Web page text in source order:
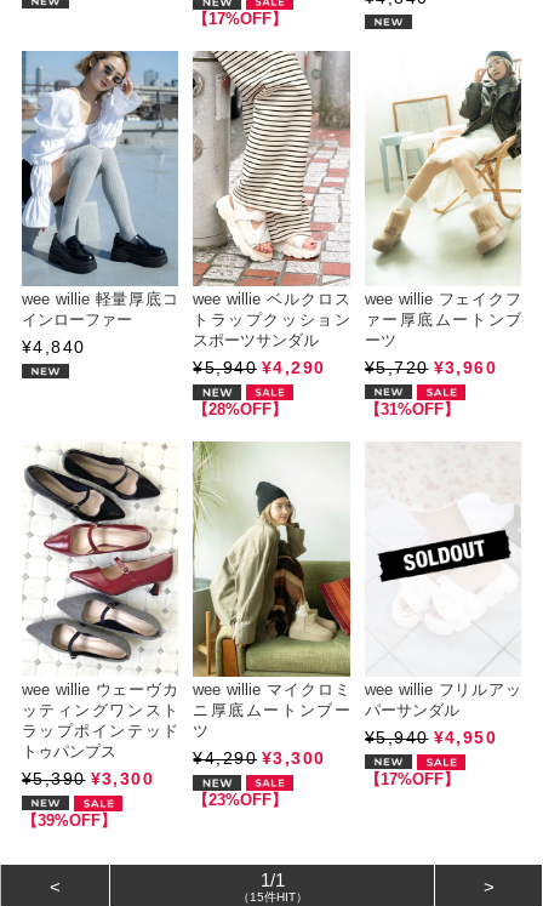
【17%OFF】
wee willie 軽量厚底コ
インローファー
¥4,840
wee willie ベルクロス
トラップクッション
スポーツサンダル
¥5,940 ¥4,290
【28%OFF】
wee willie フェイクフ
ァー厚底ムートンブ
ーツ
¥5,720 ¥3,960
【31%OFF】
wee willie ウェーヴカ
ッティングワンスト
ラップポインテッド
トゥパンプス
¥5,390 ¥3,300
【39%OFF】
wee willie マイクロミ
ニ厚底ムートンブー
ツ
¥4,290 ¥3,300
【23%OFF】
wee willie フリルアッ
パーサンダル
¥5,940 ¥4,950
【17%OFF】
< 1/1
（15件HIT） >